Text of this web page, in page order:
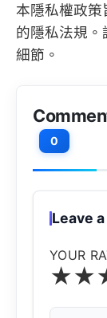
本隱私權政策
的隱私法規。
細節。
0
Leave
YOUR
★★